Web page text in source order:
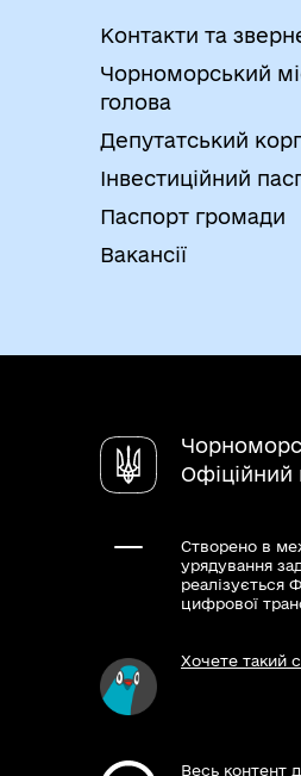
Контакти та
Чорноморський
голова
Депутатський
Інвестиційний
Паспорт громади
Вакансії
Офіційний
Створено в
урядування
реалізується
цифрової
Хочете такий
Весь контент